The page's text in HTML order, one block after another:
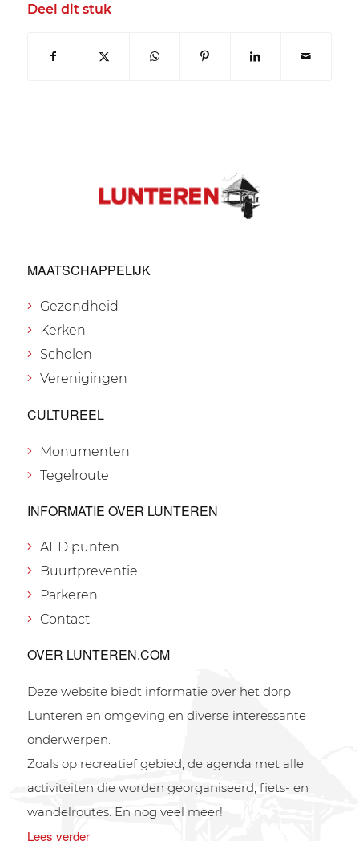
Deel dit stuk
MAATSCHAPPELIJK
Gezondheid
Kerken
Scholen
Verenigingen
CULTUREEL
Monumenten
Tegelroute
INFORMATIE OVER LUNTEREN
AED punten
Buurtpreventie
Parkeren
Contact
OVER LUNTEREN.COM
Deze website biedt informatie over het dorp
Lunteren en omgeving en diverse interessante
onderwerpen.
Zoals op recreatief gebied, de agenda met alle
activiteiten die worden georganiseerd, fiets- en
wandelroutes. En nog veel meer!
Lees verder